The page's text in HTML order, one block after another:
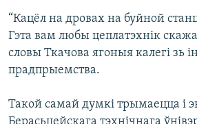
“Кацёл на дровах на буйной
Гэта вам любы цеплатэхнік
словы Ткачова ягоныя калегі зь
прадпрыемства.
Такой самай думкі трымаецца і